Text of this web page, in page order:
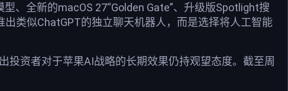
、全新的macOS 27“Golden Gate”、升级版Spotlight搜
类似ChatGPT的独立聊天机器人，而是选择将人工智能
投资者对于苹果AI战略的长期效果仍持观望态度。截至周